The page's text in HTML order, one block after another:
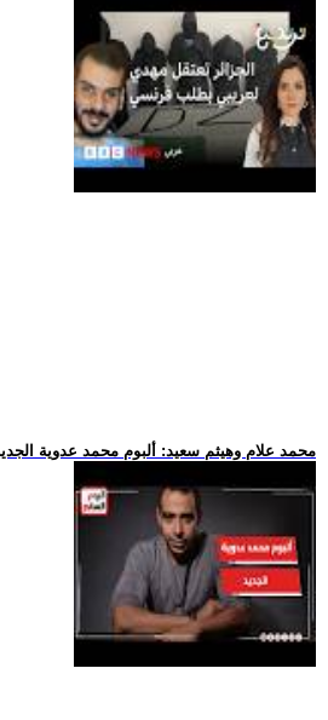
.. محمد علام وهيثم سعيد: ألبوم محمد عدوية